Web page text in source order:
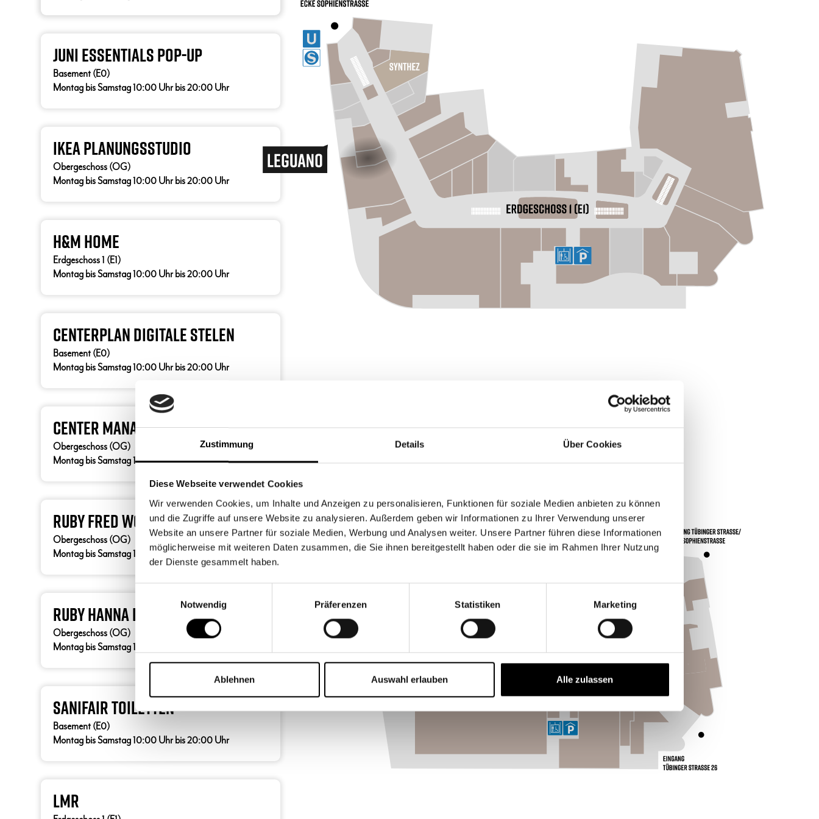
Zustimmung Details Über Cookies
Diese Webseite verwendet Cookies
Wir verwenden Cookies, um Inhalte und Anzeigen zu personalisieren, Funktionen für soziale Medien anbieten zu können
und die Zugriffe auf unsere Website zu analysieren. Außerdem geben wir Informationen zu Ihrer Verwendung unserer
Website an unsere Partner für soziale Medien, Werbung und Analysen weiter. Unsere Partner führen diese Informationen
möglicherweise mit weiteren Daten zusammen, die Sie ihnen bereitgestellt haben oder die sie im Rahmen Ihrer Nutzung
der Dienste gesammelt haben.
Notwendig
Präferenzen Statistiken Marketing
Ablehnen Auswahl erlauben Alle zulassen
juni Essentials Pop-Up
Basement (E0)
Montag bis Samstag 10:00 Uhr bis 20:00 Uhr
IKEA Planungsstudio
Obergeschoss (OG)
Montag bis Samstag 10:00 Uhr bis 20:00 Uhr
H&M Home
Erdgeschoss 1 (E1)
Montag bis Samstag 10:00 Uhr bis 20:00 Uhr
Centerplan Digitale Stelen
Basement (E0)
Montag bis Samstag 10:00 Uhr bis 20:00 Uhr
Center Management
Obergeschoss (OG)
Montag bis Samstag 10:00 Uhr bis 20:00 Uhr
Ruby Fred Workspaces
Obergeschoss (OG)
Montag bis Samstag 10:00 Uhr bis 20:00 Uhr
Ruby Hanna Hotel & Bar
Obergeschoss (OG)
Montag bis Samstag 10:00 Uhr bis 20:00 Uhr
Sanifair Toiletten
Basement (E0)
Montag bis Samstag 10:00 Uhr bis 20:00 Uhr
LMR